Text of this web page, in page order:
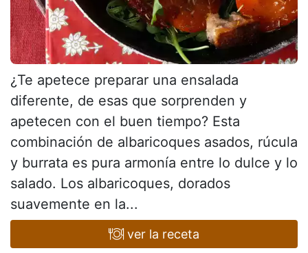
¿Te apetece preparar una ensalada
diferente, de esas que sorprenden y
apetecen con el buen tiempo? Esta
combinación de albaricoques asados, rúcula
y burrata es pura armonía entre lo dulce y lo
salado. Los albaricoques, dorados
suavemente en la...
ver la receta